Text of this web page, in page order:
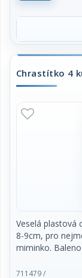
Chrastítko 4
Veselá plastová
8-9cm, pro
miminko.
Hrklávka-
711479 /